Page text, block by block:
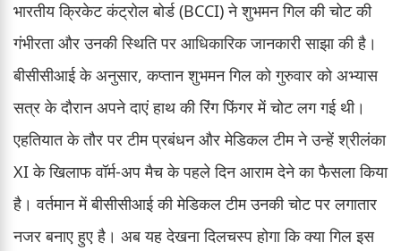
भारतीय क्रिकेट कंट्रोल बोर्ड (BCCI) ने शुभमन गिल की चोट की
गंभीरता और उनकी स्थिति पर आधिकारिक जानकारी साझा की है।
बीसीसीआई के अनुसार, कप्तान शुभमन गिल को गुरुवार को अभ्यास
सत्र के दौरान अपने दाएं हाथ की रिंग फिंगर में चोट लग गई थी।
एहतियात के तौर पर टीम प्रबंधन और मेडिकल टीम ने उन्हें श्रीलंका
XI के खिलाफ वॉर्म-अप मैच के पहले दिन आराम देने का फैसला किया
है। वर्तमान में बीसीसीआई की मेडिकल टीम उनकी चोट पर लगातार
नजर बनाए हुए है। अब यह देखना दिलचस्प होगा कि क्या गिल इस